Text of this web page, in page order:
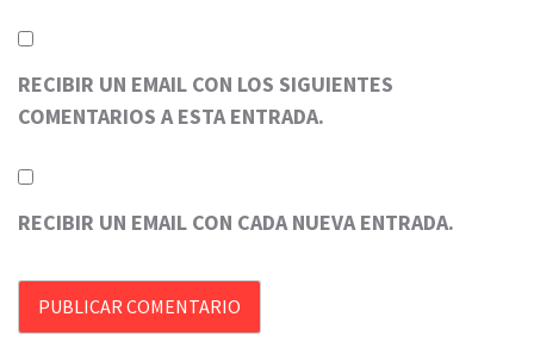
RECIBIR UN EMAIL CON LOS SIGUIENTES
COMENTARIOS A ESTA ENTRADA.
RECIBIR UN EMAIL CON CADA NUEVA ENTRADA.